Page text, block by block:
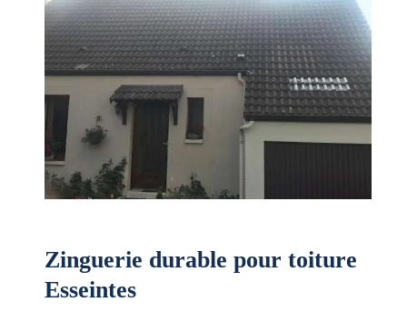
Zinguerie durable pour toiture
Esseintes